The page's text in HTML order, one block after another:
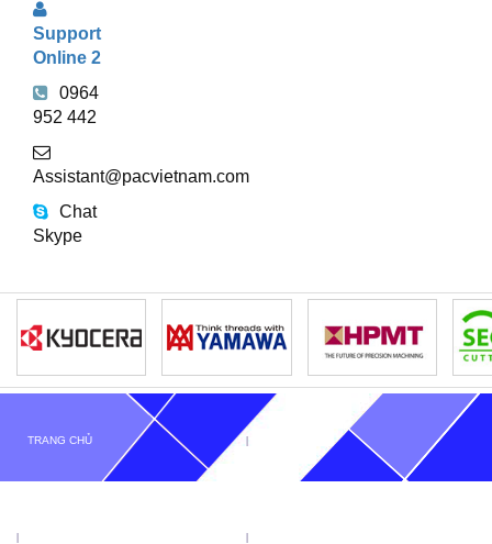
Support
Online 2
0964
952 442
Assistant@pacvietnam.com
Chat
Skype
TRANG CHỦ